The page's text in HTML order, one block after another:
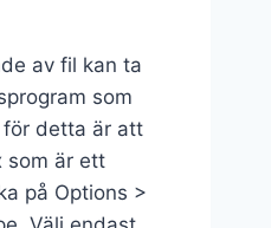
av fil kan ta
som
detta är att
som är ett
på Options >